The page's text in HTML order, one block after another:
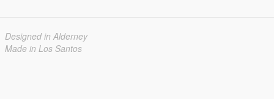
Designed in Alderney
Made in Los Santos